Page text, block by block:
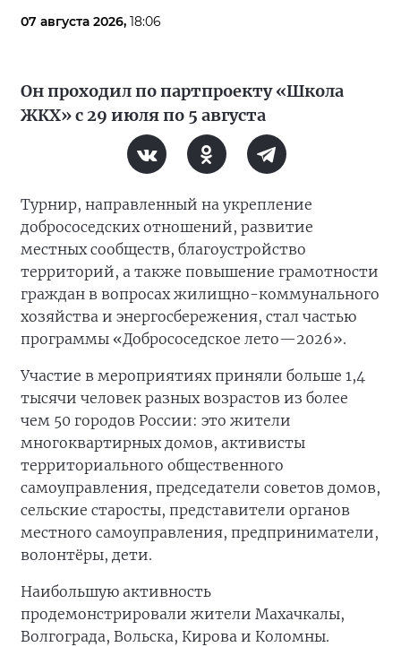
07 августа 2026, 18:06
Он проходил по партпроекту «Школа
ЖКХ» с 29 июля по 5 августа
Турнир, направленный на укрепление
добрососедских отношений, развитие
местных сообществ, благоустройство
территорий, а также повышение грамотности
граждан в вопросах жилищно-коммунального
хозяйства и энергосбережения, стал частью
программы «Добрососедское лето—2026».
Участие в мероприятиях приняли больше 1,4
тысячи человек разных возрастов из более
чем 50 городов России: это жители
многоквартирных домов, активисты
территориального общественного
самоуправления, председатели советов домов,
сельские старосты, представители органов
местного самоуправления, предприниматели,
волонтёры, дети.
Наибольшую активность
продемонстрировали жители Махачкалы,
Волгограда, Вольска, Кирова и Коломны.